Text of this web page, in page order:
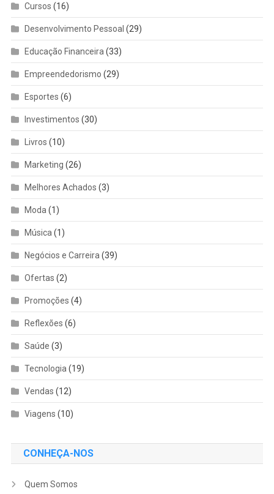
Cursos (16)
Desenvolvimento Pessoal (29)
Educação Financeira (33)
Empreendedorismo (29)
Esportes (6)
Investimentos (30)
Livros (10)
Marketing (26)
Melhores Achados (3)
Moda (1)
Música (1)
Negócios e Carreira (39)
Ofertas (2)
Promoções (4)
Reflexões (6)
Saúde (3)
Tecnologia (19)
Vendas (12)
Viagens (10)
CONHEÇA-NOS
Quem Somos